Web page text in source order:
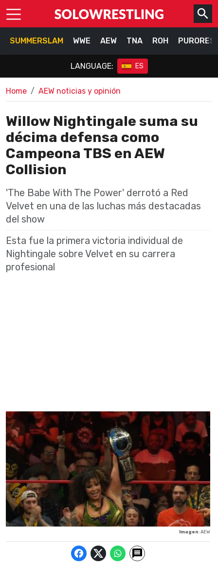
SUMMERSLAM WWE AEW TNA ROH
LANGUAGE: ES
Home AEW noticias y opinión
Willow Nightingale suma su
décima defensa como
Campeona TBS en AEW
Collision
'The Babe With The Power' derrotó a Red
Velvet en una de las luchas más destacadas
del show
Esta fue la primera victoria individual de
Nightingale sobre Velvet en su carrera
profesional
Imagen: AEW